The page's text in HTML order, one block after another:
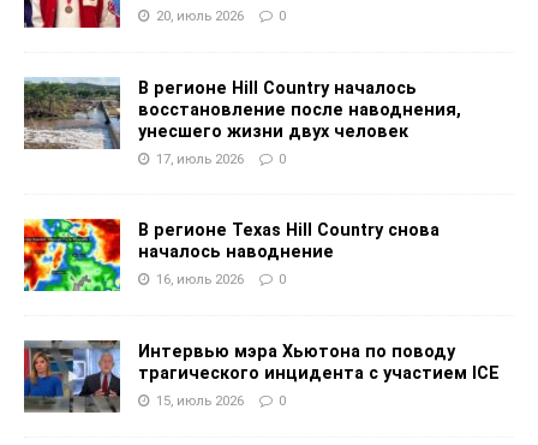
20, июль 2026 0
В регионе Hill Country началось
восстановление после наводнения,
унесшего жизни двух человек
17, июль 2026 0
В регионе Texas Hill Country снова
началось наводнение
16, июль 2026 0
Интервью мэра Хьютона по поводу
трагического инцидента с участием ICE
15, июль 2026 0